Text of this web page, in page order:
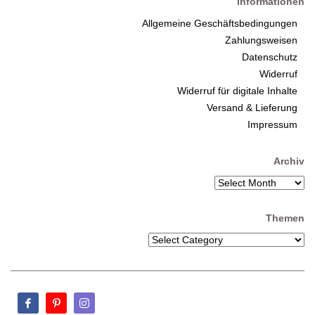
Allgemeine Geschäftsbedingungen
Zahlungsweisen
Datenschutz
Widerruf
Widerruf für digitale Inhalte
Versand & Lieferung
Impressum
Archiv
Themen